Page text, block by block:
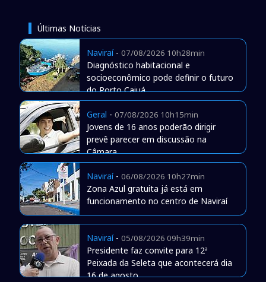
Últimas Notícias
Naviraí- 07/08/2026 10h28min
Diagnóstico habitacional e
socioeconômico pode definir o futuro
do Porto Caiuá
Geral - 07/08/2026 10h15min
Jovens de 16 anos poderão dirigir
prevê parecer em discussão na
Câmara
Naviraí- 06/08/2026 10h27min
Zona Azul gratuita já está em
funcionamento no centro de Naviraí
Naviraí- 05/08/2026 09h39min
Presidente faz convite para 12ª
Peixada da Seleta que acontecerá dia
16 de agosto